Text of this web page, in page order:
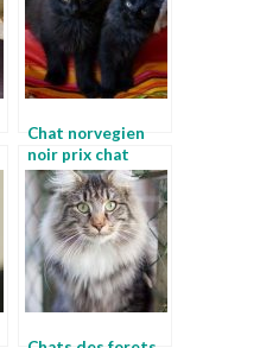
Chat norvegien
noir prix chat
norvegien